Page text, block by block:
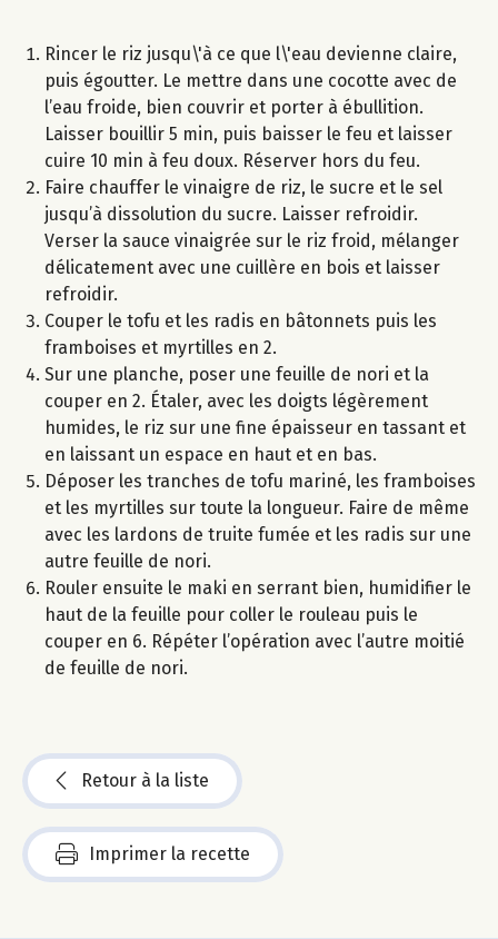
Rincer le riz jusqu\'à ce que l\'eau devienne claire,
puis égoutter. Le mettre dans une cocotte avec de
l’eau froide, bien couvrir et porter à ébullition.
Laisser bouillir 5 min, puis baisser le feu et laisser
cuire 10 min à feu doux. Réserver hors du feu.
Faire chauffer le vinaigre de riz, le sucre et le sel
jusqu’à dissolution du sucre. Laisser refroidir.
Verser la sauce vinaigrée sur le riz froid, mélanger
délicatement avec une cuillère en bois et laisser
refroidir.
Couper le tofu et les radis en bâtonnets puis les
framboises et myrtilles en 2.
Sur une planche, poser une feuille de nori et la
couper en 2. Étaler, avec les doigts légèrement
humides, le riz sur une fine épaisseur en tassant et
en laissant un espace en haut et en bas.
Déposer les tranches de tofu mariné, les framboises
et les myrtilles sur toute la longueur. Faire de même
avec les lardons de truite fumée et les radis sur une
autre feuille de nori.
Rouler ensuite le maki en serrant bien, humidifier le
haut de la feuille pour coller le rouleau puis le
couper en 6. Répéter l’opération avec l’autre moitié
de feuille de nori.
Retour à la liste
Imprimer la recette